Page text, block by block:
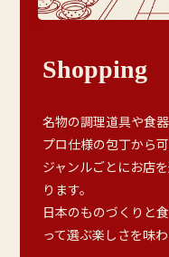
Shopping
名物の調理道具や食
プロ仕様の包丁から
ジャンルごとにお店
ります。
日本のものづくりと
って選ぶ楽しさを味わ